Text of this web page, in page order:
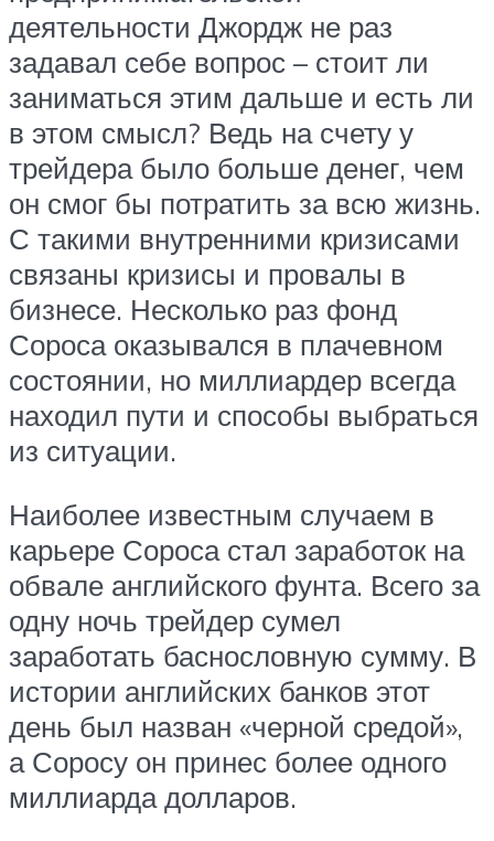
деятельности Джордж не раз
задавал себе вопрос – стоит ли
заниматься этим дальше и есть ли
в этом смысл? Ведь на счету у
трейдера было больше денег, чем
он смог бы потратить за всю жизнь.
С такими внутренними кризисами
связаны кризисы и провалы в
бизнесе. Несколько раз фонд
Сороса оказывался в плачевном
состоянии, но миллиардер всегда
находил пути и способы выбраться
из ситуации.
Наиболее известным случаем в
карьере Сороса стал заработок на
обвале английского фунта. Всего за
одну ночь трейдер сумел
заработать баснословную сумму. В
истории английских банков этот
день был назван «черной средой»,
а Соросу он принес более одного
миллиарда долларов.